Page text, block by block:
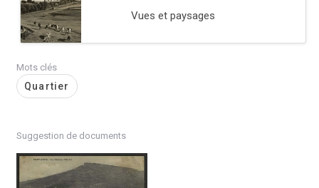
Vues et paysages
Mots clés
Quartier
Suggestion de documents